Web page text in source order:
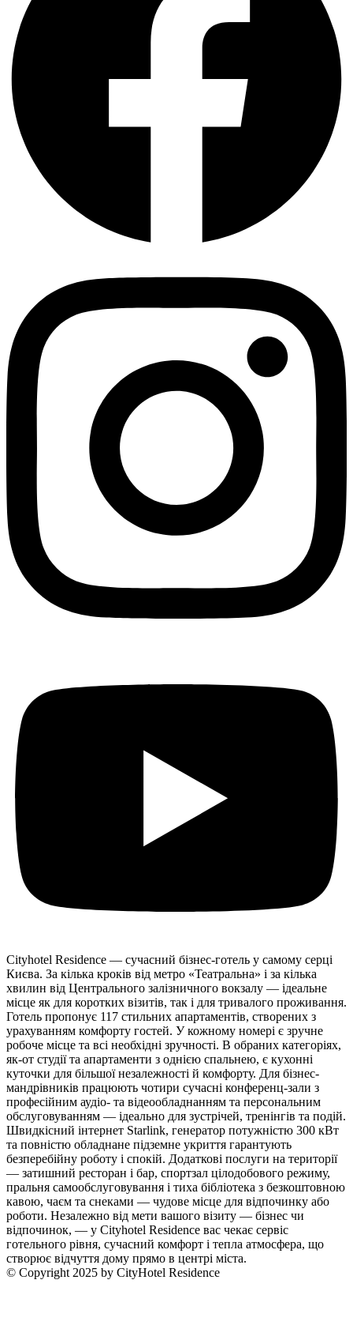
Cityhotel Residence — сучасний бізнес-готель у самому серці
Києва. За кілька кроків від метро «Театральна» і за кілька
хвилин від Центрального залізничного вокзалу — ідеальне
місце як для коротких візитів, так і для тривалого проживання.
Готель пропонує 117 стильних апартаментів, створених з
урахуванням комфорту гостей. У кожному номері є зручне
робоче місце та всі необхідні зручності. В обраних категоріях,
як-от студії та апартаменти з однією спальнею, є кухонні
куточки для більшої незалежності й комфорту. Для бізнес-
мандрівників працюють чотири сучасні конференц-зали з
професійним аудіо- та відеообладнанням та персональним
обслуговуванням — ідеально для зустрічей, тренінгів та подій.
Швидкісний інтернет Starlink, генератор потужністю 300 кВт
та повністю обладнане підземне укриття гарантують
безперебійну роботу і спокій. Додаткові послуги на території
— затишний ресторан і бар, спортзал цілодобового режиму,
пральня самообслуговування і тиха бібліотека з безкоштовною
кавою, чаєм та снеками — чудове місце для відпочинку або
роботи. Незалежно від мети вашого візиту — бізнес чи
відпочинок, — у Cityhotel Residence вас чекає сервіс
готельного рівня, сучасний комфорт і тепла атмосфера, що
створює відчуття дому прямо в центрі міста.
© Copyright 2025 by CityHotel Residence